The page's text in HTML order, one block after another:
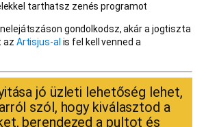
tarthatsz zenés programot
gondolkodsz, akár a jogtiszta
az Artisjus-al is fel kell venned a
jó üzleti lehetőség lehet,
szól, hogy kiválasztod a
berendezed a pultot és